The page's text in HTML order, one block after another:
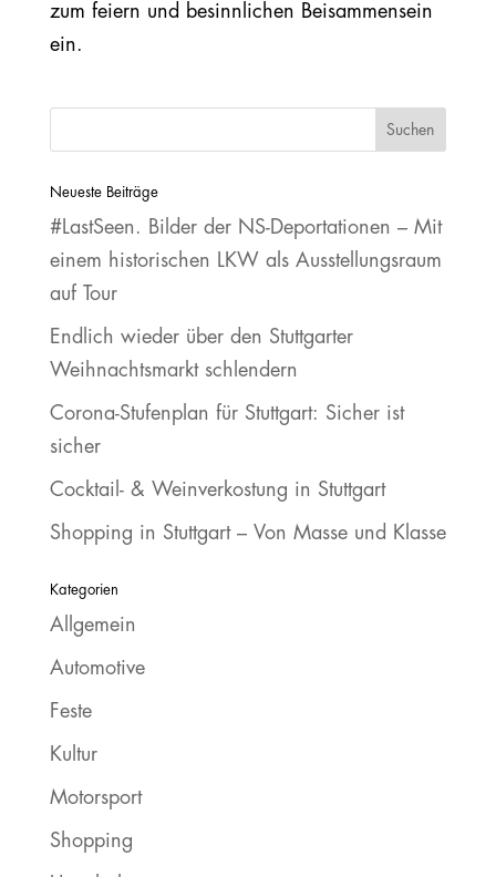
zum feiern und besinnlichen Beisammensein
ein.
Neueste Beiträge
#LastSeen. Bilder der NS‐Deportationen – Mit
einem historischen LKW als Ausstellungsraum
auf Tour
Endlich wieder über den Stuttgarter
Weihnachtsmarkt schlendern
Corona-Stufenplan für Stuttgart: Sicher ist
sicher
Cocktail- & Weinverkostung in Stuttgart
Shopping in Stuttgart – Von Masse und Klasse
Kategorien
Allgemein
Automotive
Feste
Kultur
Motorsport
Shopping